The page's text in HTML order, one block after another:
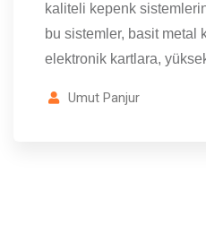
kaliteli kepenk
bu sistemler, basit metal
elektronik kartlara,
Umut Panjur